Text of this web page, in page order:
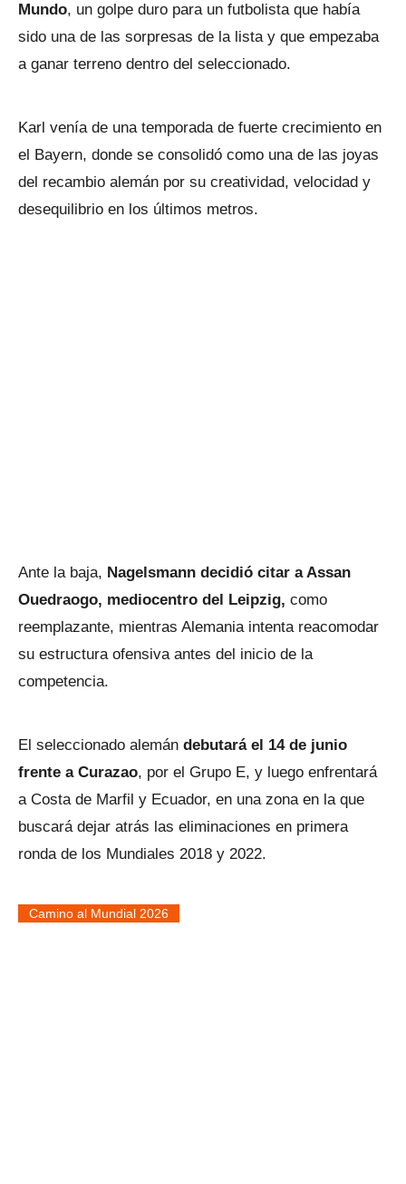
Mundo, un golpe duro para un futbolista que había
sido una de las sorpresas de la lista y que empezaba
a ganar terreno dentro del seleccionado.
Karl venía de una temporada de fuerte crecimiento en
el Bayern, donde se consolidó como una de las joyas
del recambio alemán por su creatividad, velocidad y
desequilibrio en los últimos metros.
Ante la baja, Nagelsmann decidió citar a Assan
Ouedraogo, mediocentro del Leipzig, como
reemplazante, mientras Alemania intenta reacomodar
su estructura ofensiva antes del inicio de la
competencia.
El seleccionado alemán debutará el 14 de junio
frente a Curazao, por el Grupo E, y luego enfrentará
a Costa de Marfil y Ecuador, en una zona en la que
buscará dejar atrás las eliminaciones en primera
ronda de los Mundiales 2018 y 2022.
Camino al Mundial 2026